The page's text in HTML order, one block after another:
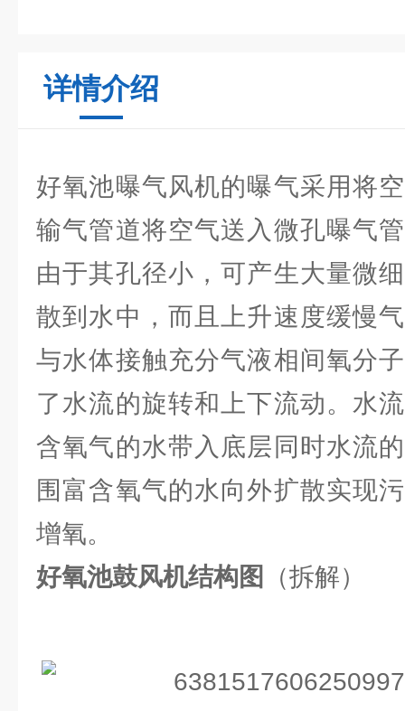
详情介绍
好氧池曝气风机的曝气采用将
输气管道将空气送入微孔曝气
由于其孔径小，可产生大量微
散到水中，而且上升速度缓慢
与水体接触充分气液相间氧分
了水流的旋转和上下流动。水
含氧气的水带入底层同时水流
围富含氧气的水向外扩散实现
增氧。
好氧池鼓风机结构图
（拆解）